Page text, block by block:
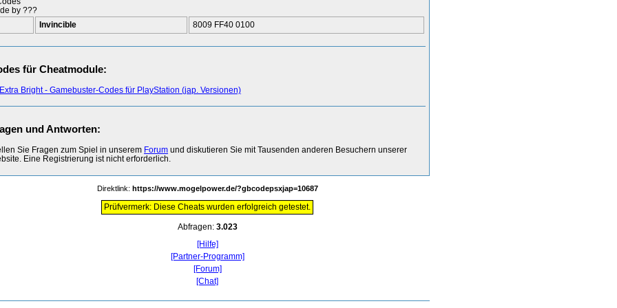
by ???
Invincible 8009 FF40 0100
für Cheatmodule:
Extra Bright - Gamebuster-Codes für PlayStation (jap. Versionen)
und Antworten:
Sie Fragen zum Spiel in unserem Forum und diskutieren Sie mit Tausenden anderen Besuchern unserer
Eine Registrierung ist nicht erforderlich.
Direktlink: https://www.mogelpower.de/?gbcodepsxjap=10687
Prüfvermerk: Diese Cheats wurden erfolgreich getestet.
Abfragen: 3.023
[Hilfe]
[Partner-Programm]
[Forum]
[Chat]